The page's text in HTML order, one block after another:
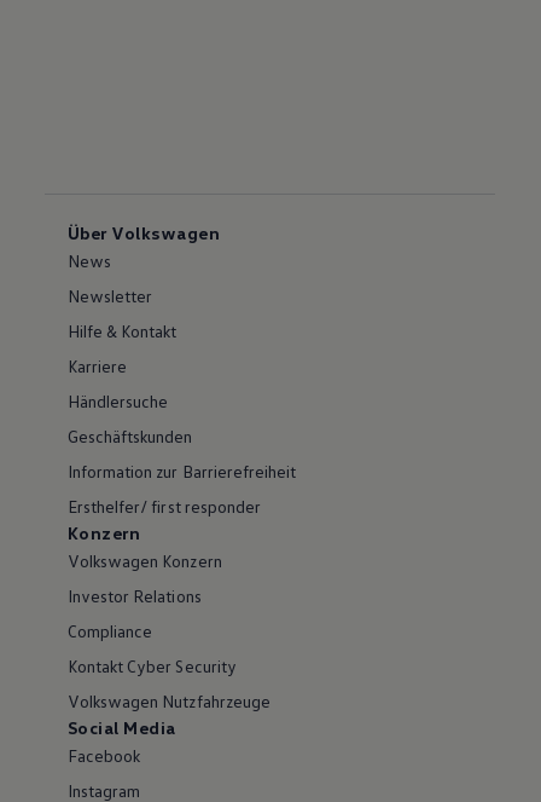
Über Volkswagen
News
Newsletter
Hilfe & Kontakt
Karriere
Händlersuche
Geschäftskunden
Information zur Barrierefreiheit
Ersthelfer/ first responder
Konzern
Volkswagen Konzern
Investor Relations
Compliance
Kontakt Cyber Security
Volkswagen Nutzfahrzeuge
Social Media
Facebook
Instagram